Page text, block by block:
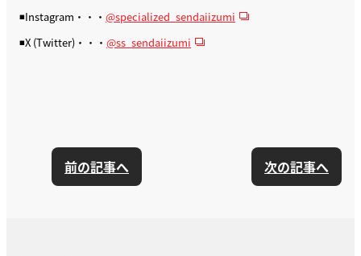
◾️Instagram・・・ @specialized_sendaiizumi
◾️X (Twitter)・・・ @ss_sendaiizumi
前の記事へ 次の記事へ